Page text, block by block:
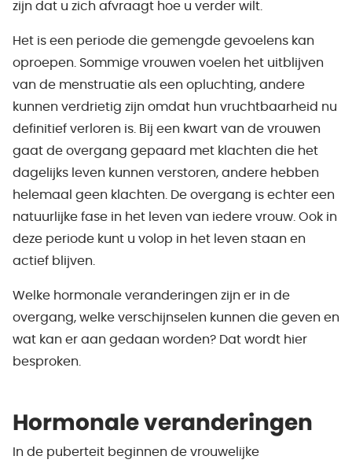
zijn dat u zich afvraagt hoe u verder wilt.
Het is een periode die gemengde gevoelens kan
oproepen. Sommige vrouwen voelen het uitblijven
van de menstruatie als een opluchting, andere
kunnen verdrietig zijn omdat hun vruchtbaarheid nu
definitief verloren is. Bij een kwart van de vrouwen
gaat de overgang gepaard met klachten die het
dagelijks leven kunnen verstoren, andere hebben
helemaal geen klachten. De overgang is echter een
natuurlijke fase in het leven van iedere vrouw. Ook in
deze periode kunt u volop in het leven staan en
actief blijven.
Welke hormonale veranderingen zijn er in de
overgang, welke verschijnselen kunnen die geven en
wat kan er aan gedaan worden? Dat wordt hier
besproken.
Hormonale veranderingen
In de puberteit beginnen de vrouwelijke